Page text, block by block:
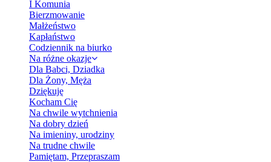
I Komunia
Bierzmowanie
Małżeństwo
Kapłaństwo
Codziennik na biurko
Na różne okazje
Dla Babci, Dziadka
Dla Żony, Męża
Dziękuję
Kocham Cię
Na chwile wytchnienia
Na dobry dzień
Na imieniny, urodziny
Na trudne chwile
Pamiętam, Przepraszam